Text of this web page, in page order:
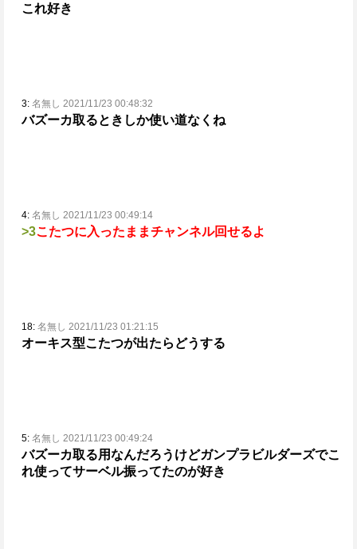
これ好き
3: 名無し 2021/11/23 00:48:32
バズーカ取るときしか使い道なくね
4: 名無し 2021/11/23 00:49:14
>3こたつに入ったままチャンネル回せるよ
18: 名無し 2021/11/23 01:21:15
オーキス型こたつが出たらどうする
5: 名無し 2021/11/23 00:49:24
バズーカ取る用なんだろうけどガンプラビルダーズでこ
れ使ってサーベル振ってたのが好き